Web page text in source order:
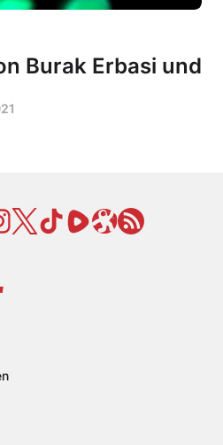
Burak Erbasi und